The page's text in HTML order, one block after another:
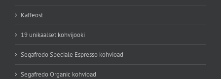
Kaffeost
19 unikaalset kohvijooki
Segafredo Speciale Espresso kohvioad
Segafredo Organic kohvioad